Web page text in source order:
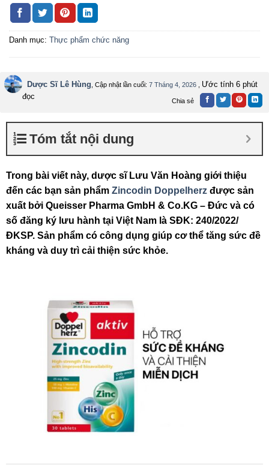
Danh mục: Thực phẩm chức năng
Dược Sĩ Lê Hùng , Cập nhật lần cuối: 7 Tháng 4, 2026
Ước tính 6 phút
đọc
Chia sẻ
Tóm tắt nội dung
Trong bài viết này, dược sĩ Lưu Văn Hoàng giới thiệu
đến các bạn sản phẩm Zincodin Doppelherz được sản
xuất bởi Queisser Pharma GmbH & Co.KG – Đức và có
số đăng ký lưu hành tại Việt Nam là SĐK: 240/2022/
ĐKSP. Sản phẩm có công dụng giúp cơ thể tăng sức đề
kháng và duy trì cải thiện sức khỏe.